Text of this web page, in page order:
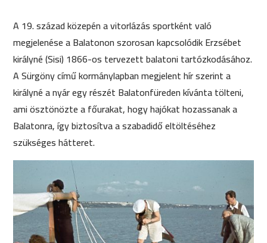
A 19. század közepén a vitorlázás sportként való
megjelenése a Balatonon szorosan kapcsolódik Erzsébet
királyné (Sisi) 1866-os tervezett balatoni tartózkodásához.
A Sürgöny című kormánylapban megjelent hír szerint a
királyné a nyár egy részét Balatonfüreden kívánta tölteni,
ami ösztönözte a főurakat, hogy hajókat hozassanak a
Balatonra, így biztosítva a szabadidő eltöltéséhez
szükséges hátteret.